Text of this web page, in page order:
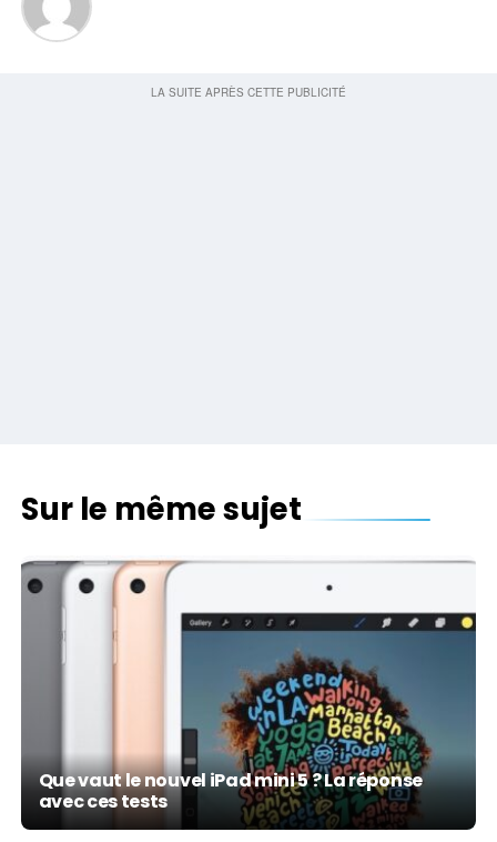
Sur le même sujet
Que vaut le nouvel iPad mini 5 ? La réponse
avec ces tests